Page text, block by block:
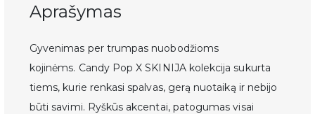
Aprašymas
Gyvenimas per trumpas nuobodžioms
kojinėms. Candy Pop X SKINIJAkolekcija sukurta
tiems, kurie renkasi spalvas, gerą nuotaiką ir nebijo
būti savimi. Ryškūs akcentai, patogumas visai